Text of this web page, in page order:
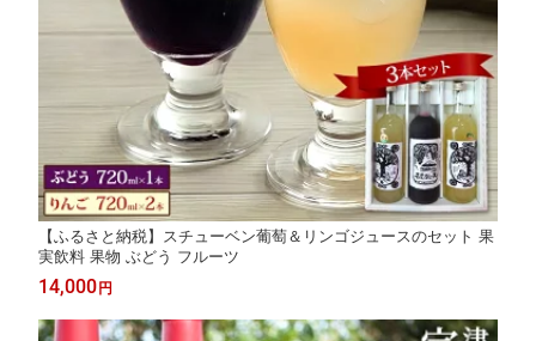
【ふるさと納税】スチューベン葡萄＆リンゴジュースのセット 果
実飲料 果物 ぶどう フルーツ
14,000円